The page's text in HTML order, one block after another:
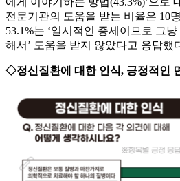
전문기관의 도움을 받는 비율은 10
53.1%는 ‘일시적인 증세이므로 그
해서’ 도움을 받지 않았다고 응답했
◇정신질환에 대한 인식, 긍정적인